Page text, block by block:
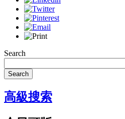
Search
Search
高級搜索